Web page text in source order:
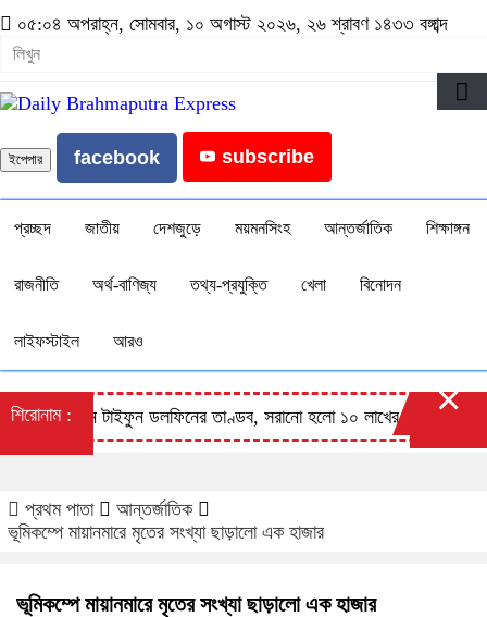
০৫:০৪ অপরাহ্ন, সোমবার, ১০ অগাস্ট ২০২৬, ২৬ শ্রাবণ ১৪৩৩ বঙ্গাব্দ
ইপেপার facebook subscribe
প্রচ্ছদ জাতীয় দেশজুড়ে ময়মনসিংহ আন্তর্জাতিক শিক্ষাঙ্গন
রাজনীতি অর্থ-বাণিজ্য তথ্য-প্রযুক্তি খেলা বিনোদন
লাইফস্টাইল আরও
শিরোনাম :চীনে টাইফুন ডলফিনের তাণ্ডব, সরানো হলো ১০ লাখের বেশি মানুষ ×
প্রথম পাতা
আন্তর্জাতিক
ভূমিকম্পে মায়ানমারে মৃতের সংখ্যা ছাড়ালো এক হাজার
ভূমিকম্পে মায়ানমারে মৃতের সংখ্যা ছাড়ালো এক হাজার